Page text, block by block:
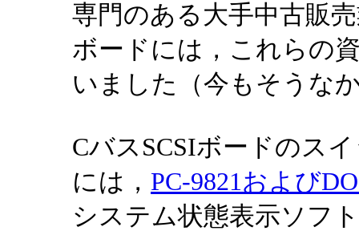
専門のある大手中古販
ボードには，これらの
いました（今もそうな
CバスSCSIボードのス
には， PC-9821および
システム状態表示ソフ